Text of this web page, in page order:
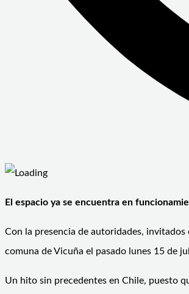
El espacio ya se encuentra en
Con la presencia de autoridades,
comuna de Vicuña el pasado lunes 15 de
Un hito sin precedentes en Chile, puesto